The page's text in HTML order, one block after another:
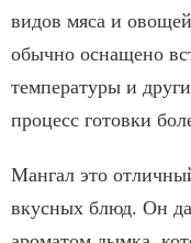
видов мяса и
обычно оснащено
температуры и
процесс готовки
Мангал это
вкусных блюд. Он